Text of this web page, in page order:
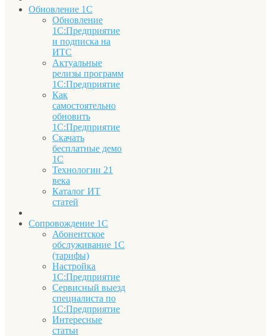
Обновление 1С
Обновление
1С:Предприятие
и подписка на
ИТС
Актуальные
релизы программ
1С:Предприятие
Как
самостоятельно
обновить
1С:Предприятие
Скачать
бесплатные демо
1С
Технологии 21
века
Каталог ИТ
статей
Сопровождение 1С
Абонентское
обслуживание 1С
(тарифы)
Настройка
1С:Предприятие
Сервисный выезд
специалиста по
1С:Предприятие
Интересные
статьи